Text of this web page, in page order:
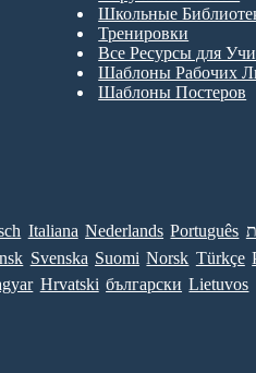
Школьные
Тренировки
Все Ресурсы для
Шаблоны Рабочих
Шаблоны Постеров
Italiana Nederlands Português
Svenska Suomi Norsk Türkçe
Hrvatski български Lietuvos